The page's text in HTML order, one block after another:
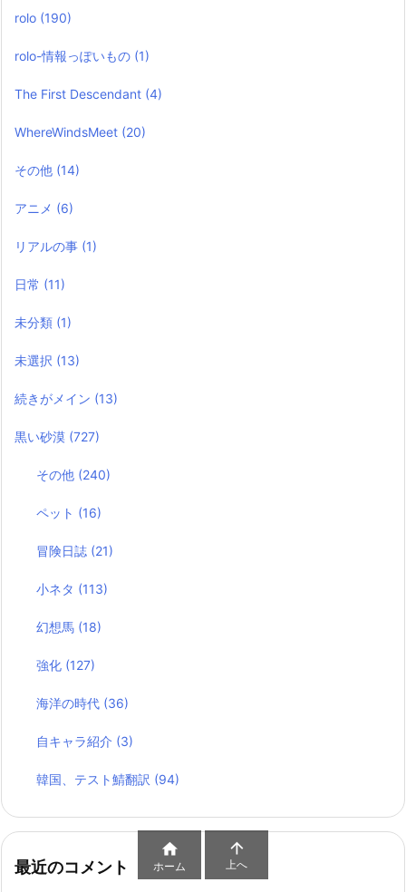
rolo (190)
rolo-情報っぽいもの (1)
The First Descendant (4)
WhereWindsMeet (20)
その他 (14)
アニメ (6)
リアルの事 (1)
日常 (11)
未分類 (1)
未選択 (13)
続きがメイン (13)
黒い砂漠 (727)
その他 (240)
ペット (16)
冒険日誌 (21)
小ネタ (113)
幻想馬 (18)
強化 (127)
海洋の時代 (36)
自キャラ紹介 (3)
韓国、テスト鯖翻訳 (94)
最近のコメント

ホーム

上へ